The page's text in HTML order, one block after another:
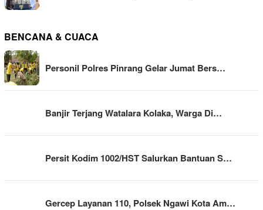
BENCANA & CUACA
Personil Polres Pinrang Gelar Jumat Bers…
Banjir Terjang Watalara Kolaka, Warga Di…
Persit Kodim 1002/HST Salurkan Bantuan S…
Gercep Layanan 110, Polsek Ngawi Kota Am…